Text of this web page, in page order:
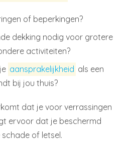
of beperkingen?
dekking nodig voor grotere
activiteiten?
aansprakelijkheid als een
bij jou thuis?
dat je voor verrassingen
ervoor dat je beschermd
of letsel.